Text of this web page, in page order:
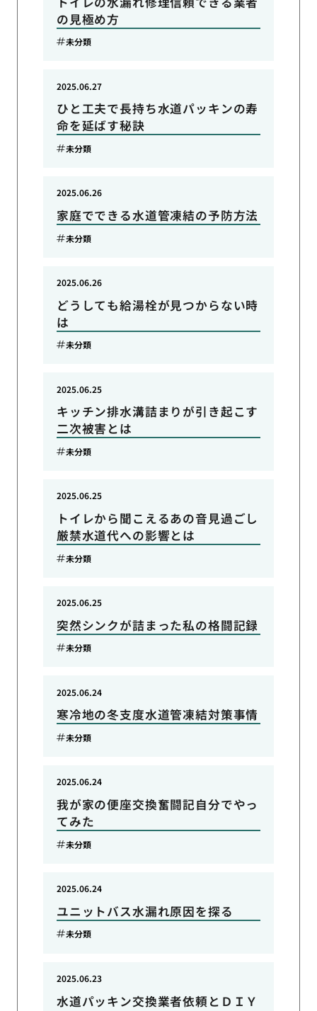
の見極め方
未分類
ひと工夫で長持ち水道パッキンの寿
命を延ばす秘訣
2025.06.27
未分類
家庭でできる水道管凍結の予防方法
2025.06.26
未分類
どうしても給湯栓が見つからない時
は
2025.06.26
未分類
キッチン排水溝詰まりが引き起こす
二次被害とは
2025.06.25
未分類
トイレから聞こえるあの音見過ごし
厳禁水道代への影響とは
2025.06.25
未分類
突然シンクが詰まった私の格闘記録
2025.06.25
未分類
寒冷地の冬支度水道管凍結対策事情
2025.06.24
未分類
我が家の便座交換奮闘記自分でやっ
てみた
2025.06.24
未分類
ユニットバス水漏れ原因を探る
2025.06.24
未分類
水道パッキン交換業者依頼とＤＩＹ
2025.06.23